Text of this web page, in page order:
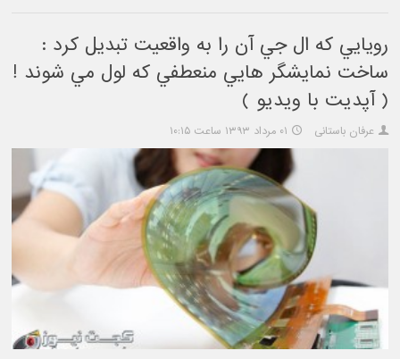
رويايي که ال جي آن را به واقعيت تبديل کرد :
ساخت نمايشگر هايي منعطفي که لول مي شوند !
( آپدیت با ویدیو )
عرفان باستانی ۰۱ مرداد ۱۳۹۳ ساعت ۱۰:۱۵